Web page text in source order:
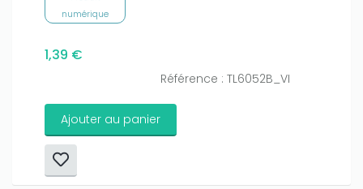
numérique
1,39 €
Référence : TL6052B_VI
Ajouter au panier